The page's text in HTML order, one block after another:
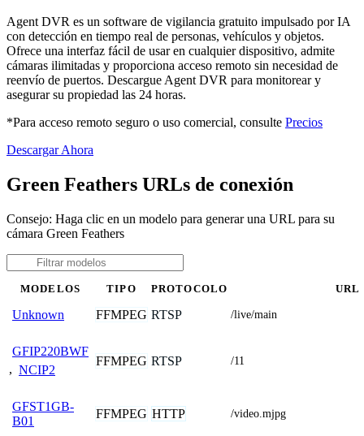
Agent DVR es un software de vigilancia gratuito impulsado por IA
con detección en tiempo real de personas, vehículos y objetos.
Ofrece una interfaz fácil de usar en cualquier dispositivo, admite
cámaras ilimitadas y proporciona acceso remoto sin necesidad de
reenvío de puertos. Descargue Agent DVR para monitorear y
asegurar su propiedad las 24 horas.
*Para acceso remoto seguro o uso comercial, consulte Precios
Descargar Ahora
Green Feathers URLs de conexión
Consejo: Haga clic en un modelo para generar una URL para su
cámara Green Feathers
MODELOS TIPO PROTOCOLO URL
Unknown FFMPEG RTSP /live/main
GFIP220BWF
, NCIP2
FFMPEG RTSP /11
GFST1GB-
B01
FFMPEG HTTP /video.mjpg